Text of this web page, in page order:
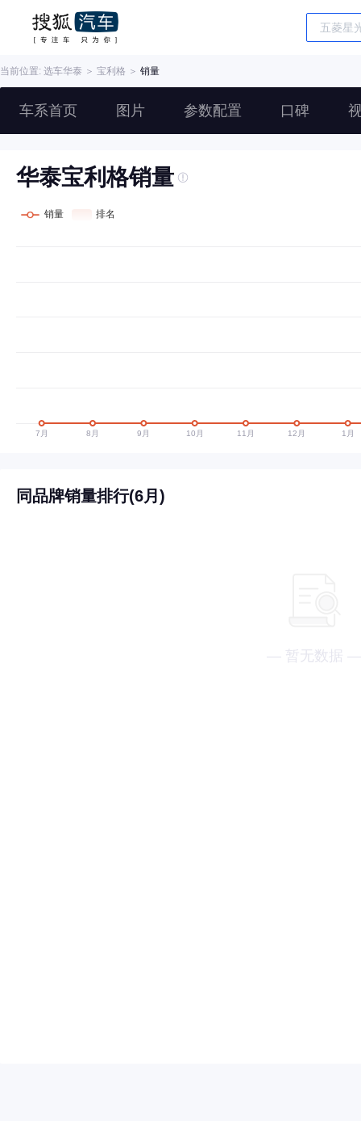
当前位置: 选车华泰 ＞ 宝利格 ＞ 销量
车系首页 图片 参数配置 口碑
华泰宝利格销量
同品牌销量排行(6月)
— 暂无数据 —